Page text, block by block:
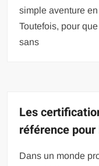
simple aventure
Toutefois, pour
sans
Les
référence
Dans un monde